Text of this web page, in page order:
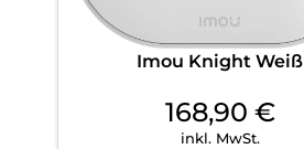
Imou Knight Weiß
168,90 €
inkl. MwSt.